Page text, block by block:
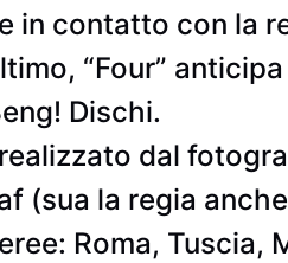
contatto con la
“Four”
Dischi.
dal
la regia anche
Roma,